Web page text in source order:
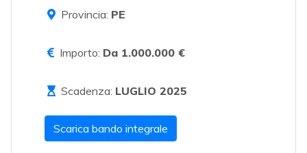
Provincia: PE
Importo: Da 1.000.000 €
Scadenza: LUGLIO 2025
Scarica bando integrale